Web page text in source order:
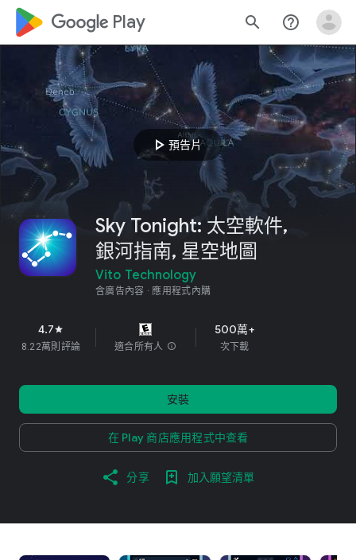
google_logo Play search help_outline
play_arrow 預告片
Sky Tonight: 太空軟件,
銀河指南, 星空地圖
Vito Technology
含廣告內容 應用程式內購
4.7star
8.22萬則評論 適合所有人 info
500萬+
次下載
安裝
在 Play 商店應用程式中查看
分享 加入願望清單